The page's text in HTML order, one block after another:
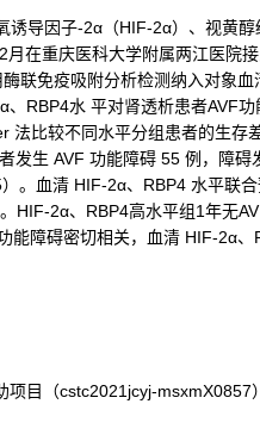
诱导因子-2α（HIF-2α）、视黄
在重庆医科大学附属两江医院
联免疫吸附分析检测纳入对象
RBP4水 平对肾透析患者AVF
法比较不同水平分组患者的生
发生 AVF 功能障碍 55 例，障
。血清 HIF-2α、RBP4 水平联
HIF-2α、RBP4高水平组1年无
能障碍密切相关，血清 HIF-2α
项目（cstc2021jcyj-msxmX0857